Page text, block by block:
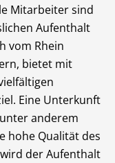
Einrichtungen
Dein Langenfeld
Mitarbeiter sind
Aufenthalt
vom Rhein
bietet mit
Eine Unterkunft
anderem
hohe Qualität des
der Aufenthalt